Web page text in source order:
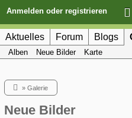
Anmelden oder registrieren
Aktuelles Forum Blogs
Alben Neue Bilder Karte
» Galerie
Neue Bilder